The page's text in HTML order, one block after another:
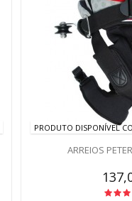
PRODUTO DISPONÍVEL
ARREIOS